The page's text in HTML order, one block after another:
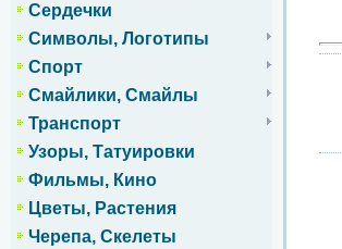
Сердечки
Символы, Логотипы
Спорт
Смайлики, Смайлы
Транспорт
Узоры, Татуировки
Фильмы, Кино
Цветы, Растения
Черепа, Скелеты